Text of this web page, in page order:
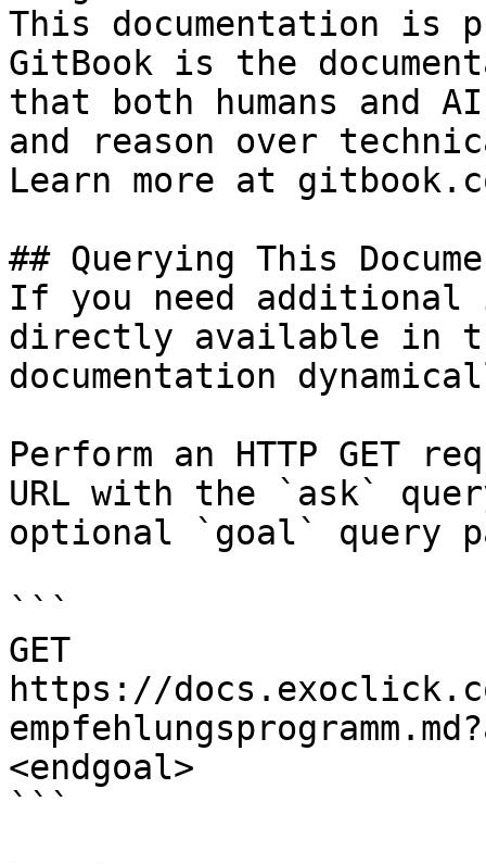
This documentation is
GitBook is the
that both humans and
and reason over
Learn more at
## Querying This
If you need
directly available in
documentation
Perform an HTTP GET
URL with the `ask`
optional `goal` query
```
GET
https://
<endgoal>
```